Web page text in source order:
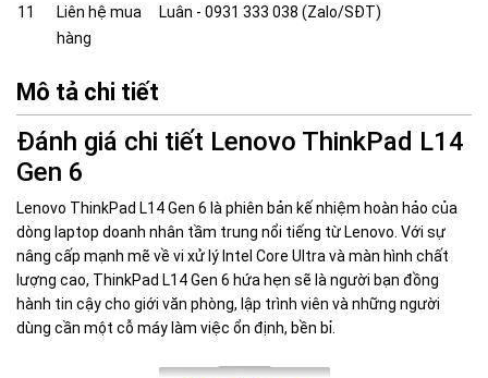
11
Liên hệ mua
hàng
Luân - 0931 333 038 (Zalo/SĐT)
Mô tả chi tiết
Đánh giá chi tiết Lenovo ThinkPad L14
Gen 6
Lenovo ThinkPad L14 Gen 6 là phiên bản kế nhiệm hoàn hảo của
dòng laptop doanh nhân tầm trung nổi tiếng từ Lenovo. Với sự
nâng cấp mạnh mẽ về vi xử lý Intel Core Ultra và màn hình chất
lượng cao, ThinkPad L14 Gen 6 hứa hẹn sẽ là người bạn đồng
hành tin cậy cho giới văn phòng, lập trình viên và những người
dùng cần một cỗ máy làm việc ổn định, bền bỉ.